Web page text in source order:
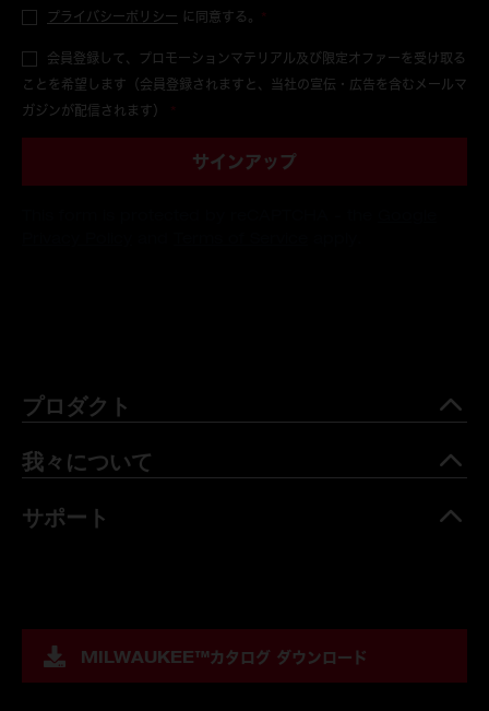
プロダクト
我々について
サポート
プライバシーポリシー に同意する。 *
会員登録して、プロモーションマテリアル及び限定オファーを受け取る
ことを希望します（会員登録されますと、当社の宣伝・広告を含むメールマ
ガジンが配信されます） *
サインアップ
MILWAUKEE™カタログ ダウンロード